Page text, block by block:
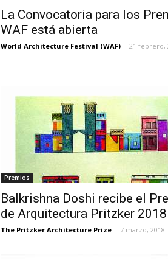
La Convocatoria para los
WAF está abierta
World Architecture Festival (WAF) - 21 febrero,
Premios
Balkrishna Doshi recibe el
de Arquitectura Pritzker 2018
The Pritzker Architecture Prize - 7 marzo, 2018